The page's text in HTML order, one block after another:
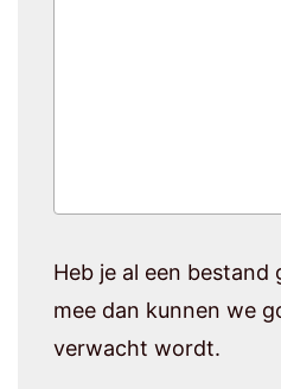
Heb je al een bestand
mee dan kunnen we
verwacht wordt.